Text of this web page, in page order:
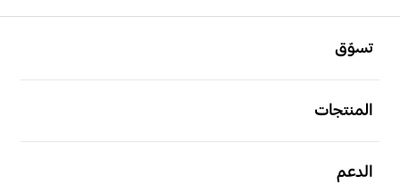
تسوّق
المنتجات
الدعم